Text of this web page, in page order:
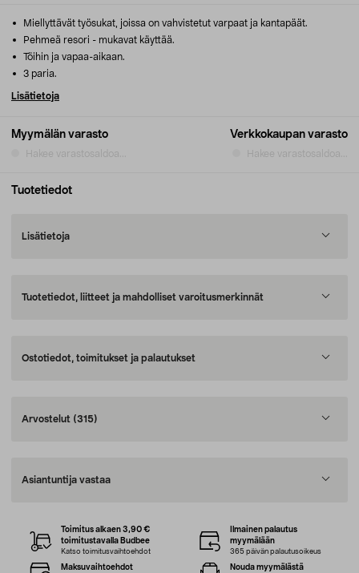
Myymälän varasto
Hakee varastosaldoa...
Verkkokaupan varasto
Hakee varastosaldoa...
Miellyttävät työsukat, joissa on vahvistetut varpaat ja kantapäät.
Pehmeä resori - mukavat käyttää.
Töihin ja vapaa-aikaan.
3 paria.
Lisätietoja
Tuotetiedot
Lisätietoja
Tuotetiedot, liitteet ja mahdolliset varoitusmerkinnät
Ostotiedot, toimitukset ja palautukset
Arvostelut (315)
Asiantuntija vastaa
Toimitus alkaen 3,90 €
toimitustavalla Budbee
Katso toimitusvaihtoehdot
Ilmainen palautus
myymälään
365 päivän palautusoikeus
Maksuvaihtoehdot Nouda myymälästä